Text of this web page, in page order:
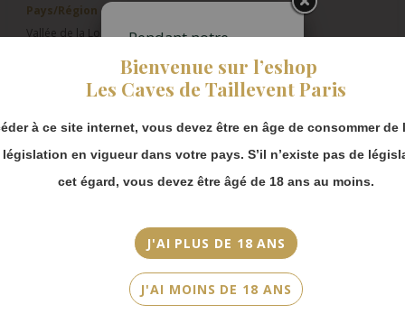
Bienvenue sur l’eshop
Les Caves de Taillevent Paris
à ce site internet, vous devez être en âge de consommer de
législation en vigueur dans votre pays. S’il n’existe pas de
cet égard, vous devez être âgé de 18 ans au moins.
J'AI PLUS DE 18 ANS
J'AI MOINS DE 18 ANS
Pays/Région
Vallée de la Loire
Millésime
2023
Couleur
Pendant notre
fermeture estivale,
vous pouvez
continuer à passer
Merci de bien
prendre en compte :
Les envois
partir du 31 août.
Les commandes
en click-and-
collect (cave
Faubourg Saint-